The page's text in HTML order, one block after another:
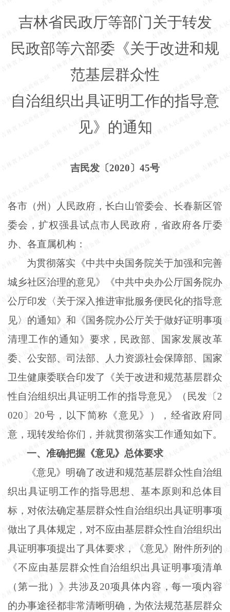
吉林省民政厅等部门关于转发
民政部等六部委《关于改进和规
范基层群众性
自治组织出具证明工作的指导意
见》的通知
吉民发〔2020〕45号
各市（州）人民政府，长白山管委会、长春新区管
委会，扩权强县试点市人民政府，省政府各厅委
办、各直属机构：
为贯彻落实《中共中央国务院关于加强和完善
城乡社区治理的意见》《中共中央办公厅国务院办
公厅印发〈关于深入推进审批服务便民化的指导意
见〉的通知》和《国务院办公厅关于做好证明事项
清理工作的通知》要求，民政部、国家发展改革
委、公安部、司法部、人力资源社会保障部、国家
卫生健康委联合印发了《关于改进和规范基层群众
性自治组织出具证明工作的指导意见》（民发〔2
020〕20号，以下简称《意见》），经省政府同
意，现转发给你们，并就贯彻落实工作通知如下。
一、准确把握《意见》总体要求
《意见》明确了改进和规范基层群众性自治组
织出具证明工作的指导思想、基本原则和总体目
标，对依法确定基层群众性自治组织出具证明事项
做出了具体规定，对不应由基层群众性自治组织出
具证明事项提出了具体要求，《意见》附件所列的
《不应由基层群众性自治组织出具证明事项清单
（第一批）》共涉及 20项具体内容，每一项内容
的办事途径都非常清晰明确，为依法规范基层群众